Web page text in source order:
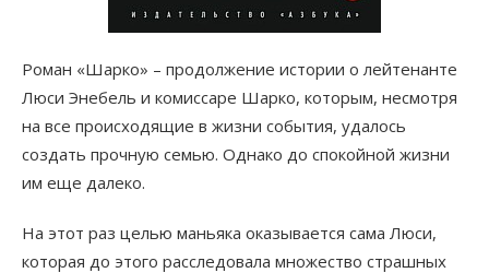
Роман «Шарко» – продолжение истории о лейтенанте
Люси Энебель и комиссаре Шарко, которым, несмотря
на все происходящие в жизни события, удалось
создать прочную семью. Однако до спокойной жизни
им еще далеко.
На этот раз целью маньяка оказывается сама Люси,
которая до этого расследовала множество страшных